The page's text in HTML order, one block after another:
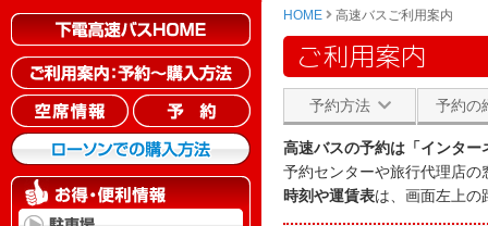
HOME
高速バスご利用案内
ご利用案内
予約方法 予約の
高速バスの予約は「インタ
予約センターや旅行代理店
時刻や運賃表は、画面左上の